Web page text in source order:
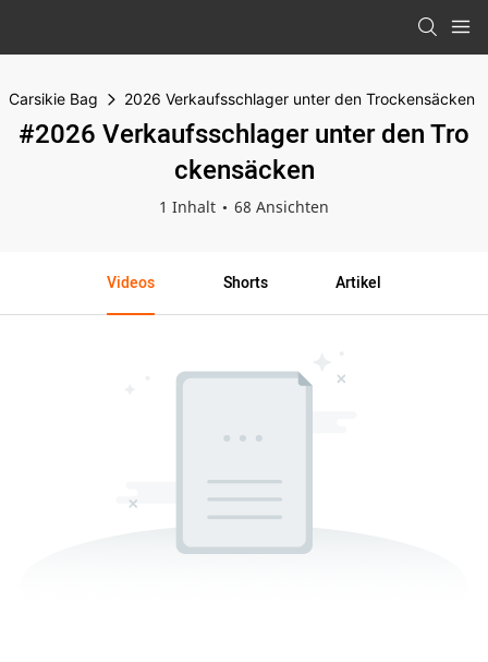
Carsikie Bag 2026 Verkaufsschlager unter den Trockensäcken
#2026 Verkaufsschlager unter den Tro
ckensäcken
1 Inhalt 68 Ansichten
Videos Shorts Artikel